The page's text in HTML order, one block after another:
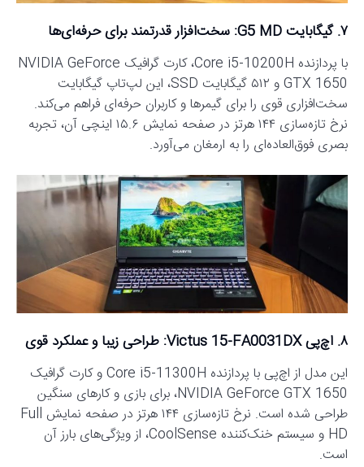
۷. گیگابایت G5 MD: سخت‌افزار قدرتمند برای حرفه‌ای‌ها
با پردازنده Core i5-10200H، کارت گرافیک NVIDIA GeForce
GTX 1650 و ۵۱۲ گیگابایت SSD، این لپ‌تاپ گیگابایت
سخت‌افزاری قوی را برای گیمرها و کاربران حرفه‌ای فراهم می‌کند.
نرخ تازه‌سازی ۱۴۴ هرتز در صفحه نمایش ۱۵.۶ اینچی آن، تجربه
بصری فوق‌العاده‌ای را به ارمغان می‌آورد.
۸. اچ‌پی Victus 15-FA0031DX: طراحی زیبا و عملکرد قوی
این مدل از اچ‌پی با پردازنده Core i5-11300H و کارت گرافیک
NVIDIA GeForce GTX 1650، برای بازی و کارهای سنگین
طراحی شده است. نرخ تازه‌سازی ۱۴۴ هرتز در صفحه نمایش Full
HD و سیستم خنک‌کننده CoolSense، از ویژگی‌های بارز آن
است.